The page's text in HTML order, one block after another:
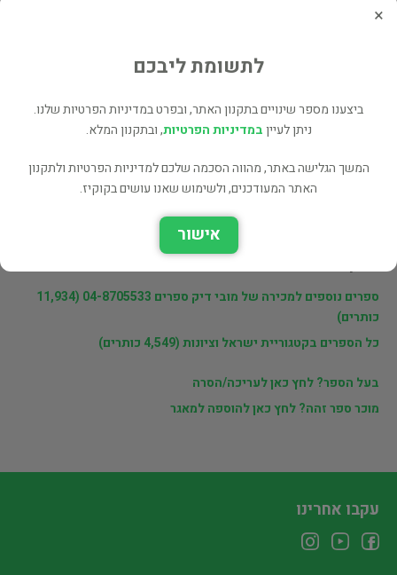
פרטי המוכר
מובי דיק ספרים 04-8705533
ספרים נוספים למכירה של מובי דיק ספרים 04-8705533 (11,934
כותרים)
כל הספרים בקטגוריית ישראל וציונות (4,549 כותרים)
בעל הספר? לחץ כאן לעריכה/הסרה
מוכר ספר זהה? לחץ כאן להוספה למאגר
×
לתשומת ליבכם
ביצענו מספר שינויים בתקנון האתר, ובפרט במדיניות הפרטיות שלנו.
ניתן לעייןבמדיניות הפרטיות, ובתקנון המלא.
המשך הגלישה באתר, מהווה הסכמה שלכם למדיניות הפרטיות ולתקנון
האתר המעודכנים, ולשימוש שאנו עושים בקוקיז.
אישור
עקבו אחרינו